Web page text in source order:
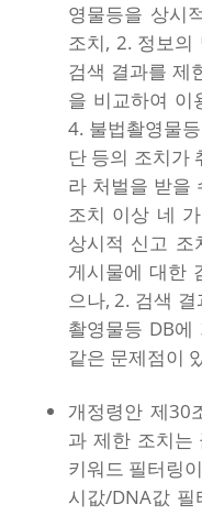
영물등을 상시
조치, 2. 정보의
검색 결과를 제
을 비교하여 이
4. 불법촬영물
단 등의 조치가
라 처벌을 받을
조치 이상 네
상시적 신고 조
게시물에 대한
으나, 2. 검색
촬영물등 DB
같은 문제점이
개정령안 제30
과 제한 조치는
키워드 필터링
시값/DNA값 필